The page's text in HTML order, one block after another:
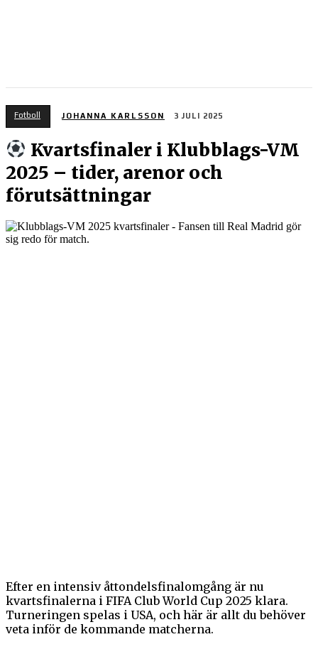
Fotboll JOHANNA KARLSSON 3 JULI 2025
Kvartsfinaler i Klubblags-VM
2025 – tider, arenor och
förutsättningar
Efter en intensiv åttondelsfinalomgång är nu
kvartsfinalerna i FIFA Club World Cup 2025 klara.
Turneringen spelas i USA, och här är allt du behöver
veta inför de kommande matcherna.